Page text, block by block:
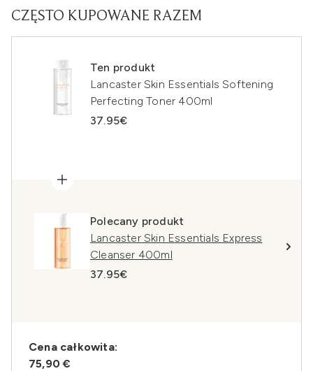
CZĘSTO KUPOWANE RAZEM
Ten produkt
Lancaster Skin Essentials Softening
Perfecting Toner 400ml
37.95€
Polecany produkt
Lancaster Skin Essentials Express
Cleanser 400ml
37.95€
Cena całkowita:
75,90 €